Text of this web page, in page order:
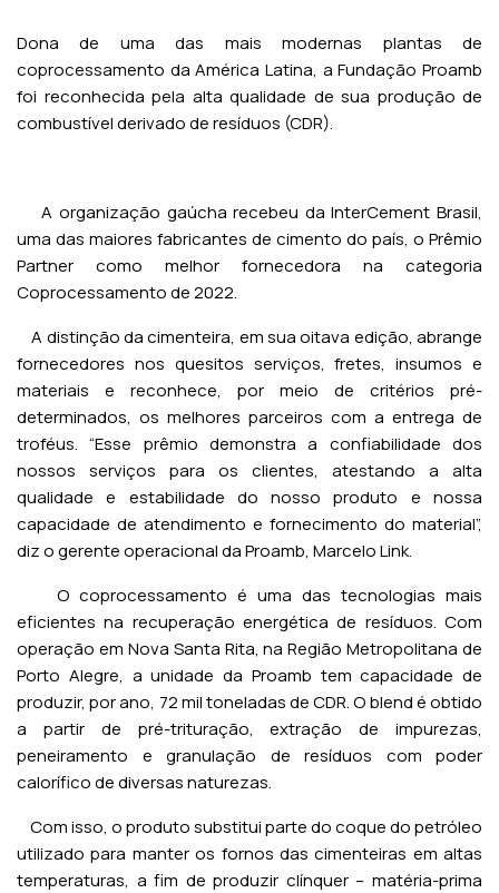
Dona de uma das mais modernas plantas de
coprocessamento da América Latina, a Fundação Proamb
foi reconhecida pela alta qualidade de sua produção de
combustível derivado de resíduos (CDR).
A organização gaúcha recebeu da InterCement Brasil,
uma das maiores fabricantes de cimento do país, o Prêmio
Partner como melhor fornecedora na categoria
Coprocessamento de 2022.
A distinção da cimenteira, em sua oitava edição, abrange
fornecedores nos quesitos serviços, fretes, insumos e
materiais e reconhece, por meio de critérios pré-
determinados, os melhores parceiros com a entrega de
troféus. “Esse prêmio demonstra a confiabilidade dos
nossos serviços para os clientes, atestando a alta
qualidade e estabilidade do nosso produto e nossa
capacidade de atendimento e fornecimento do material”,
diz o gerente operacional da Proamb, Marcelo Link.
O coprocessamento é uma das tecnologias mais
eficientes na recuperação energética de resíduos. Com
operação em Nova Santa Rita, na Região Metropolitana de
Porto Alegre, a unidade da Proamb tem capacidade de
produzir, por ano, 72 mil toneladas de CDR. O blend é obtido
a partir de pré-trituração, extração de impurezas,
peneiramento e granulação de resíduos com poder
calorífico de diversas naturezas.
Com isso, o produto substitui parte do coque do petróleo
utilizado para manter os fornos das cimenteiras em altas
temperaturas, a fim de produzir clínquer – matéria-prima